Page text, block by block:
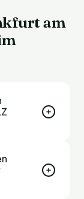
am